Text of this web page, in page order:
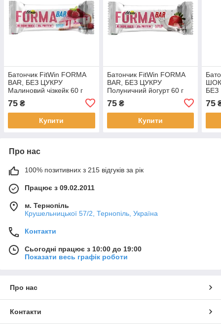
Батончик FitWin FORMA
BAR, БЕЗ ЦУКРУ
Малиновий чізкейк 60 г
75 ₴
Купити
Батончик FitWin FORMA
BAR, БЕЗ ЦУКРУ
Полуничний йогурт 60 г
75₴
Купити
БЕЗ
75
Про нас
100% позитивних з 215 відгуків за рік
Працює з 09.02.2011
м. Тернопіль
Крушельницької 57/2, Тернопіль, Україна
Контакти
Сьогодні працює з 10:00 до 19:00
Показати весь графік роботи
Про нас
Контакти